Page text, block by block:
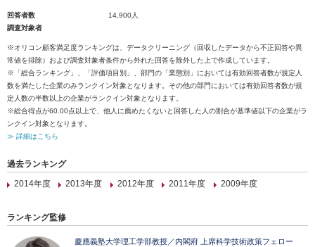
回答者数
14,900人
調査対象者
※オリコン顧客満足度ランキングは、データクリーニング（回収したデータから不正回答や異
常値を排除）および調査対象者条件から外れた回答を除外した上で作成しています。
※「総合ランキング」、「評価項目別」、部門の「業態別」においては有効回答者数が規定人
数を満たした企業のみランクイン対象となります。その他の部門においては有効回答者数が規
定人数の半数以上の企業がランクイン対象となります。
※総合得点が60.00点以上で、他人に薦めたくないと回答した人の割合が基準値以下の企業がラ
ンクイン対象となります。
≫ 詳細はこちら
過去ランキング
2014年度
2013年度 2012年度 2011年度 2009年度
ランキング監修
慶應義塾大学理工学部教授／内閣府 上席科学技術政策フェロー